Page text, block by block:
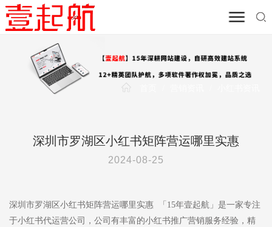
深圳市罗湖区小红书矩阵营运哪里实惠
2024-08-25
深圳市罗湖区小红书矩阵营运哪里实惠 「15年壹起航」是一家专注
于小红书代运营公司，公司有丰富的小红书推广营销服务经验，精